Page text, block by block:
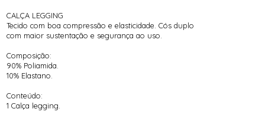
CALÇA LEGGING
Tecido com boa compressão e elasticidade. Cós duplo
com maior sustentação e segurança ao uso.
Composição:
90% Poliamida.
10% Elastano.
Conteúdo:
1 Calça legging.